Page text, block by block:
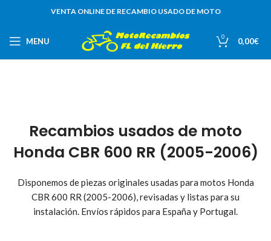
VENTA ONLINE DE RECAMBIO USADO DE MOTO
MENU 0 0,00€
Recambios usados de moto
Honda CBR 600 RR (2005-2006)
Disponemos de piezas originales usadas para motos Honda
CBR 600 RR (2005-2006), revisadas y listas para su
instalación. Envíos rápidos para España y Portugal.